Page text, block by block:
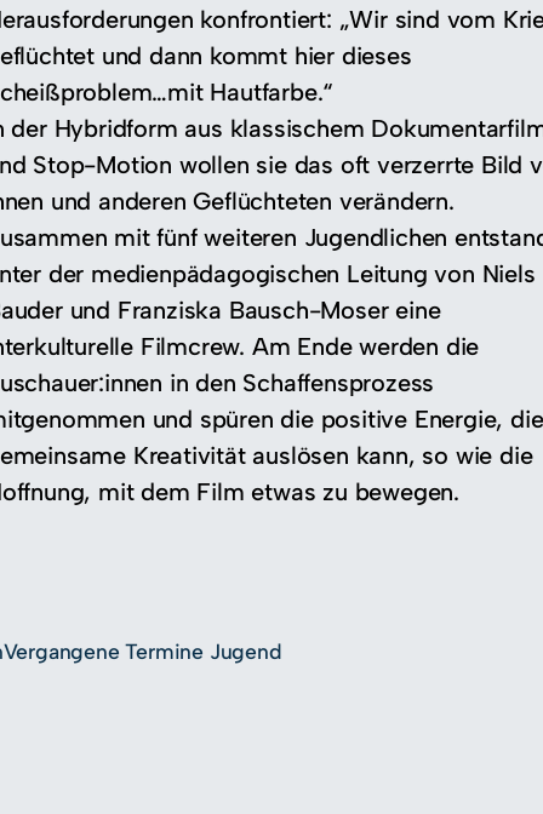
konfrontiert: „Wir sind vom
und dann kommt hier dieses
Hautfarbe.“
der Hybridform aus klassischem
Stop-Motion wollen sie das oft verzerrte Bild
und anderen Geflüchteten verändern.
mit fünf weiteren Jugendlichen
der medienpädagogischen Leitung von Niels
und Franziska Bausch-Moser eine
Filmcrew. Am Ende werden die
in den Schaffensprozess
und spüren die positive Energie, die
Kreativität auslösen kann, so wie die
mit dem Film etwas zu bewegen.
Vergangene Termine Jugend